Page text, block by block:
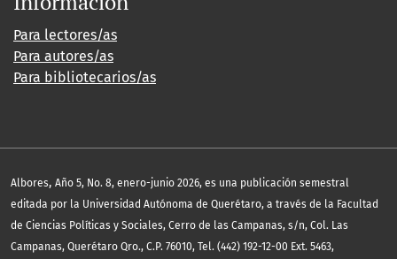
Para lectores/as
Para autores/as
Para bibliotecarios/as
Albores, Año 5, No. 8, enero-junio 2026, es una publicación semestral
editada por la Universidad Autónoma de Querétaro, a través de la Facultad
de Ciencias Políticas y Sociales, Cerro de las Campanas, s/n, Col. Las
Campanas, Querétaro Qro., C.P. 76010, Tel. (442) 192-12-00 Ext. 5463,